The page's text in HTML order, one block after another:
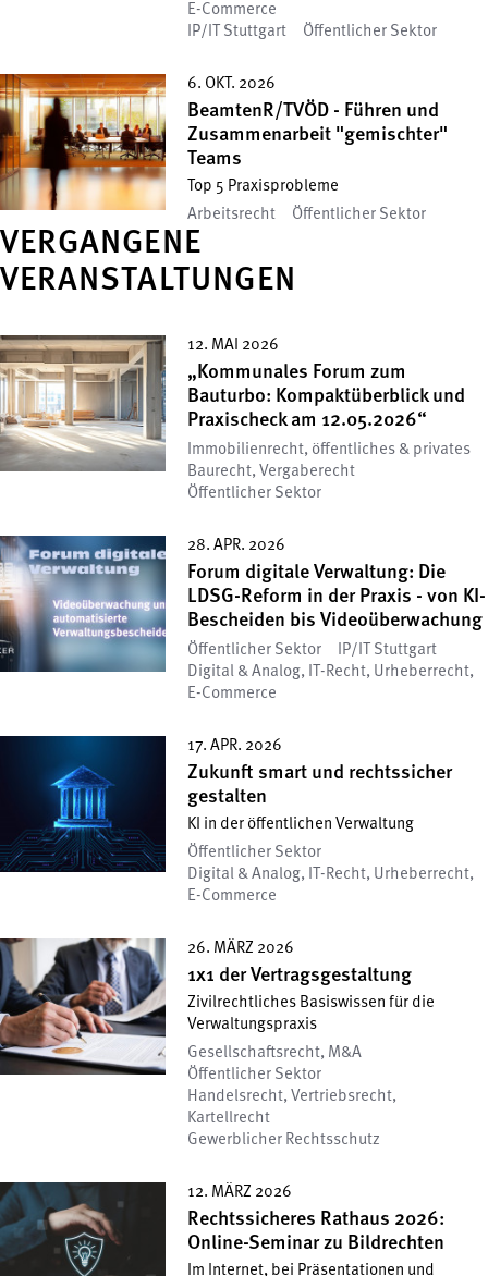
E-Commerce
IP/IT Stuttgart
Öffentlicher Sektor
6. OKT. 2026
BeamtenR/TVÖD - Führen und
Zusammenarbeit "gemischter"
Teams
Top 5 Praxisprobleme
Arbeitsrecht
Öffentlicher Sektor
VERGANGENE
VERANSTALTUNGEN
12. MAI 2026
„Kommunales Forum zum
Bauturbo: Kompaktüberblick und
Praxischeck am 12.05.2026“
Immobilienrecht, öffentliches & privates
Baurecht, Vergaberecht
Öffentlicher Sektor
28. APR. 2026
Forum digitale Verwaltung: Die
LDSG-Reform in der Praxis - von KI-
Bescheiden bis Videoüberwachung
Öffentlicher Sektor
IP/IT Stuttgart
Digital & Analog, IT-Recht, Urheberrecht,
E-Commerce
17. APR. 2026
Zukunft smart und rechtssicher
gestalten
KI in der öffentlichen Verwaltung
Öffentlicher Sektor
Digital & Analog, IT-Recht, Urheberrecht,
E-Commerce
26. MÄRZ 2026
1x1 der Vertragsgestaltung
Zivilrechtliches Basiswissen für die
Verwaltungspraxis
Gesellschafts­recht, M&A
Öffentlicher Sektor
Handelsrecht, Vertriebsrecht,
Kartellrecht
Gewerblicher Rechtsschutz
12. MÄRZ 2026
Rechtssicheres Rathaus 2026:
Online-Seminar zu Bildrechten
Im Internet, bei Präsentationen und